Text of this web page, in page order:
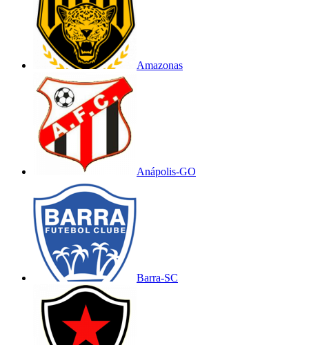
Amazonas
Anápolis-GO
Barra-SC